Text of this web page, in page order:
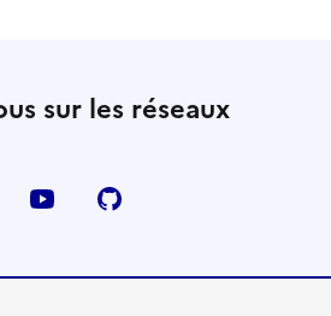
sur les réseaux
LinkedInfenêtre
YouTube
- nouvelle fenêtre
- nouvelle fenêtre